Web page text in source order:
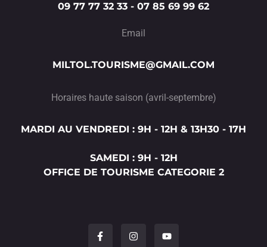
09 77 77 32 33 - 07 85 69 99 62
Email
MILTOL.TOURISME@GMAIL.COM
Horaires haute saison (avril-septembre)
MARDI AU VENDREDI : 9H - 12H & 13H30 - 17H
SAMEDI : 9H - 12H
OFFICE DE TOURISME CATEGORIE 2
a
n
o